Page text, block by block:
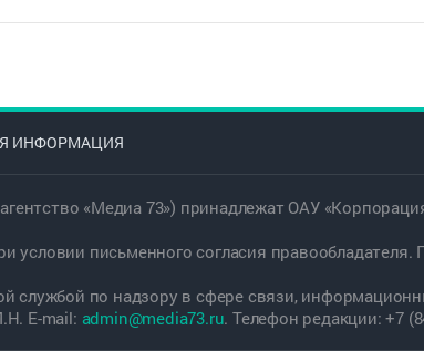
ИНФОРМАЦИЯ
«Медиа 73») принадлежат ОАУ
условии письменного согласия
службой по надзору в сфере связи,
E-mail: admin@media73.ru. Телефон редакции: +7